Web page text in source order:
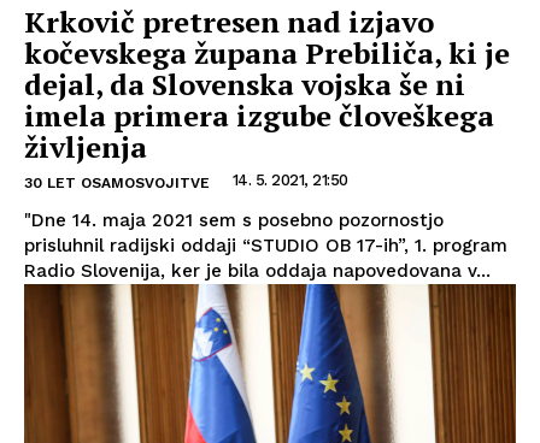
Krkovič pretresen nad izjavo
kočevskega župana Prebiliča, ki je
dejal, da Slovenska vojska še ni
imela primera izgube človeškega
življenja
30 LET OSAMOSVOJITVE 14. 5. 2021, 21:50
"Dne 14. maja 2021 sem s posebno pozornostjo
prisluhnil radijski oddaji “STUDIO OB 17-ih”, 1. program
Radio Slovenija, ker je bila oddaja napovedovana v...